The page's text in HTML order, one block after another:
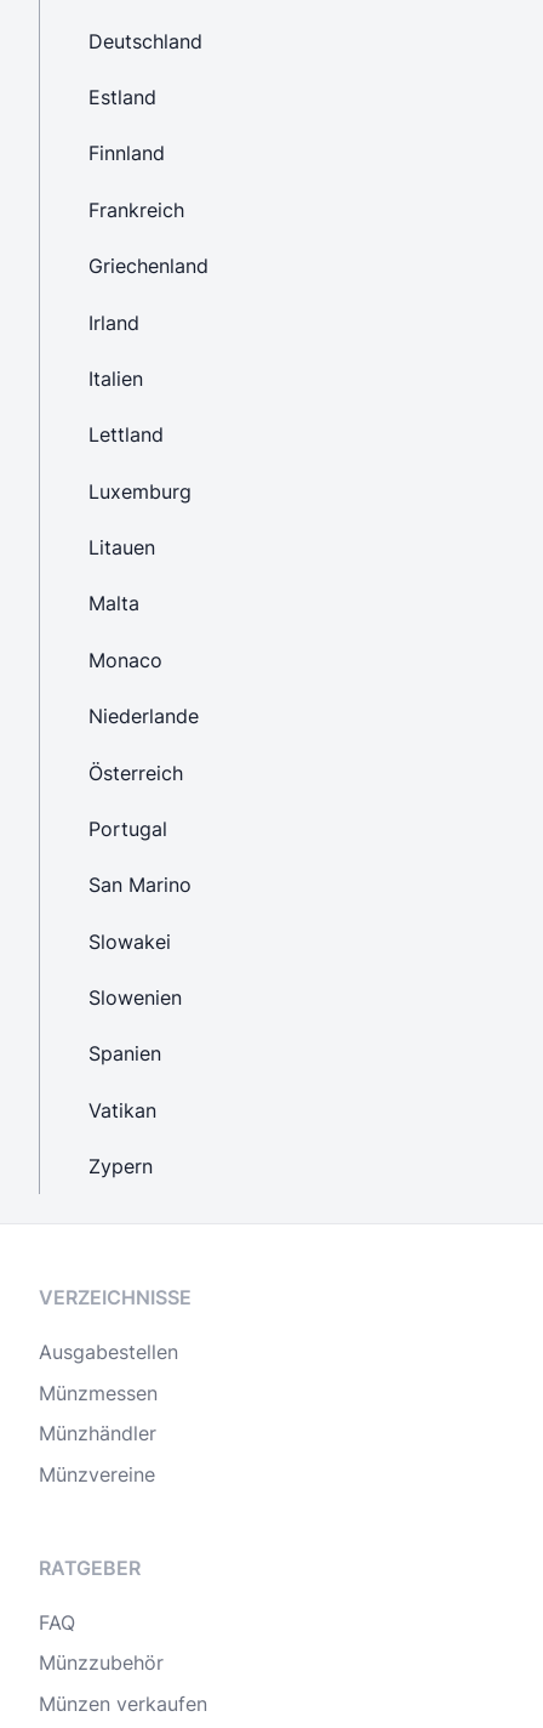
Deutschland
Estland
Finnland
Frankreich
Griechenland
Irland
Italien
Lettland
Luxemburg
Litauen
Malta
Monaco
Niederlande
Österreich
Portugal
San Marino
Slowakei
Slowenien
Spanien
Vatikan
Zypern
VERZEICHNISSE
Ausgabestellen
Münzmessen
Münzhändler
Münzvereine
RATGEBER
FAQ
Münzzubehör
Münzen verkaufen